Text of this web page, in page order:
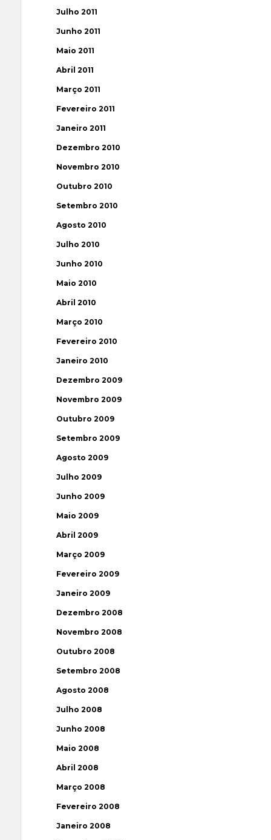
Julho 2011
Junho 2011
Maio 2011
Abril 2011
Março 2011
Fevereiro 2011
Janeiro 2011
Dezembro 2010
Novembro 2010
Outubro 2010
Setembro 2010
Agosto 2010
Julho 2010
Junho 2010
Maio 2010
Abril 2010
Março 2010
Fevereiro 2010
Janeiro 2010
Dezembro 2009
Novembro 2009
Outubro 2009
Setembro 2009
Agosto 2009
Julho 2009
Junho 2009
Maio 2009
Abril 2009
Março 2009
Fevereiro 2009
Janeiro 2009
Dezembro 2008
Novembro 2008
Outubro 2008
Setembro 2008
Agosto 2008
Julho 2008
Junho 2008
Maio 2008
Abril 2008
Março 2008
Fevereiro 2008
Janeiro 2008